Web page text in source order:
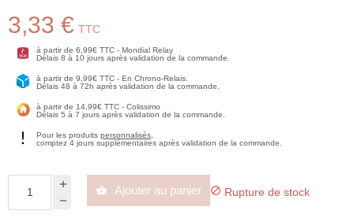
3,33 € TTC
à partir de 6,99€ TTC - Mondial Relay
Délais 8 à 10 jours après validation de la commande.
à partir de 9,99€ TTC - En Chrono-Relais.
Délais 48 à 72h après validation de la commande.
à partir de 14,99€ TTC - Colissimo
Délais 5 à 7 jours après validation de la commande.
Pour les produits personnalisés
comptez 4 jours supplémentaires après validation de la commande.
 Ajouter au panier  Rupture de stock